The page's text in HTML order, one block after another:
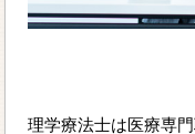
理学療法士は医療専